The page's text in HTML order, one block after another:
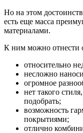
Но на этом
есть еще масса
материалами.
К ним можно отнести
относительно
несложно
огромное
нет такого
подобрать;
возможность
покрытиями;
отлично